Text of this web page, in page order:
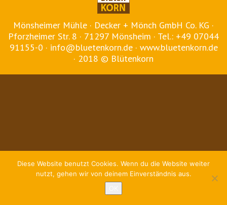
Mönsheimer Mühle · Decker + Mönch GmbH Co. KG ·
Pforzheimer Str. 8 · 71297 Mönsheim · Tel.: +49 07044
91155-0 · info@bluetenkorn.de · www.bluetenkorn.de
· 2018 © Blütenkorn
Diese Website benutzt Cookies. Wenn du die Website weiter
nutzt, gehen wir von deinem Einverständnis aus.